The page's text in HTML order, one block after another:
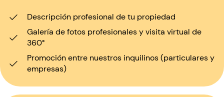
Descripción profesional de tu propiedad
Galería de fotos profesionales y visita virtual de
360°
Promoción entre nuestros inquilinos (particulares y
empresas)